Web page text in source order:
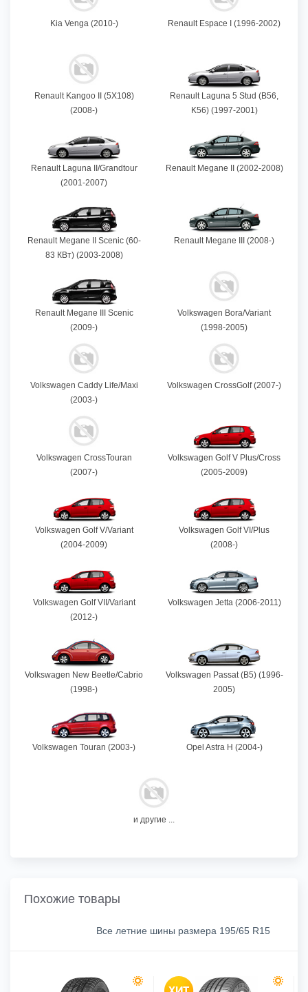
Kia Venga (2010-) Renault Espace I (1996-2002)
Renault Kangoo II (5X108)
(2008-)
Renault Laguna 5 Stud (B56,
K56) (1997-2001)
Renault Laguna II/Grandtour
(2001-2007)
Renault Megane II (2002-2008)
Renault Megane II Scenic (60-
83 КВт) (2003-2008)
Renault Megane III (2008-)
Renault Megane III Scenic
(2009-)
Volkswagen Bora/Variant
(1998-2005)
Volkswagen Caddy Life/Maxi
(2003-)
Volkswagen CrossGolf (2007-)
Volkswagen CrossTouran
(2007-)
Volkswagen Golf V Plus/Cross
(2005-2009)
Volkswagen Golf V/Variant
(2004-2009)
Volkswagen Golf VI/Plus
(2008-)
Volkswagen Golf VII/Variant
(2012-)
Volkswagen Jetta (2006-2011)
Volkswagen New Beetle/Cabrio
(1998-)
Volkswagen Passat (B5) (1996-
2005)
Volkswagen Touran (2003-) Opel Astra H (2004-)
и другие ...
Похожие товары
Все летние шины размера 195/65 R15